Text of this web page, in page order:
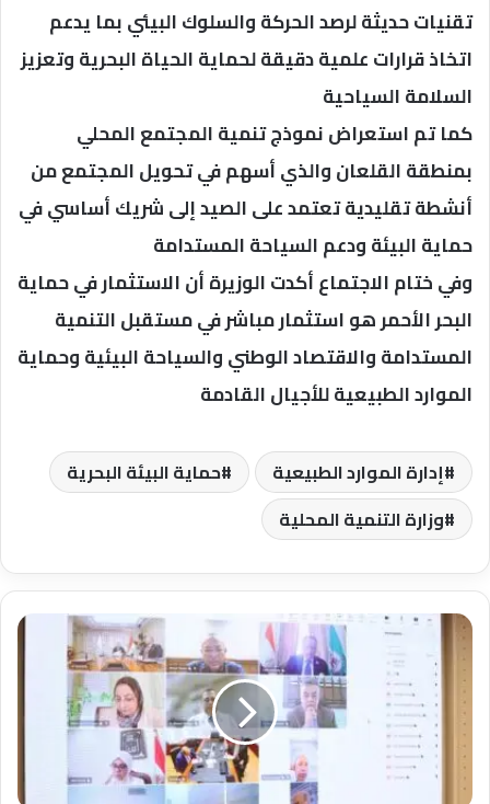
تقنيات حديثة لرصد الحركة والسلوك البيئي بما يدعم
اتخاذ قرارات علمية دقيقة لحماية الحياة البحرية وتعزيز
السلامة السياحية
كما تم استعراض نموذج تنمية المجتمع المحلي
بمنطقة القلعان والذي أسهم في تحويل المجتمع من
أنشطة تقليدية تعتمد على الصيد إلى شريك أساسي في
حماية البيئة ودعم السياحة المستدامة
وفي ختام الاجتماع أكدت الوزيرة أن الاستثمار في حماية
البحر الأحمر هو استثمار مباشر في مستقبل التنمية
المستدامة والاقتصاد الوطني والسياحة البيئية وحماية
الموارد الطبيعية للأجيال القادمة
إدارة الموارد الطبيعية
حماية البيئة البحرية
وزارة التنمية المحلية
وزير
التعليم
العالي
يعقد
اجتماعًا
لتكثيف
إطلاق
القوافل